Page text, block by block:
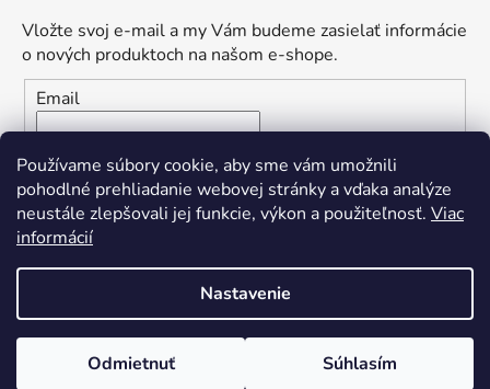
Používame súbory cookie, aby sme vám umožnili
pohodlné prehliadanie webovej stránky a vďaka analýze
neustále zlepšovali jej funkcie, výkon a použiteľnosť. Viac
informácií
Nastavenie
Odmietnuť Súhlasím
Vložte svoj e-mail a my Vám budeme zasielať informácie
o nových produktoch na našom e-shope.
Email
Vložením e-mailu súhlasíte s
podmienkami ochrany
osobných údajov
PRIHLÁSIŤ SA
Vytvoril Shoptet
Copyright 2026Yvetten Nails
. Všetky práva vyhradené.